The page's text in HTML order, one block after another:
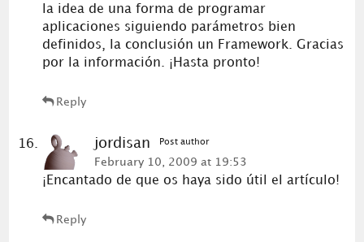
la idea de una forma de programar
aplicaciones siguiendo parámetros bien
definidos, la conclusión un Framework. Gracias
por la información. ¡Hasta pronto!
Reply
jordisan Post author
February 10, 2009 at 19:53
¡Encantado de que os haya sido útil el artículo!
Reply